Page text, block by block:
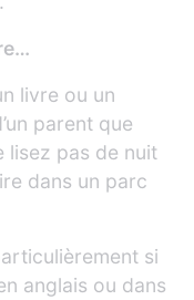
livre ou un
parent que
lisez pas de nuit
dans un parc
si
anglais ou dans